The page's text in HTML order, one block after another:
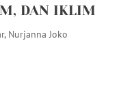
DAN IKLIM
Nurjanna Joko